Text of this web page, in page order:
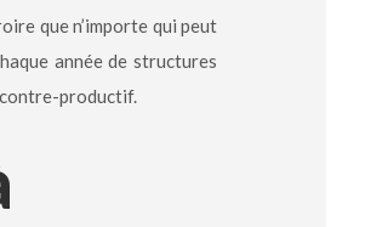
que n’importe qui peut
année de structures
contre-productif.